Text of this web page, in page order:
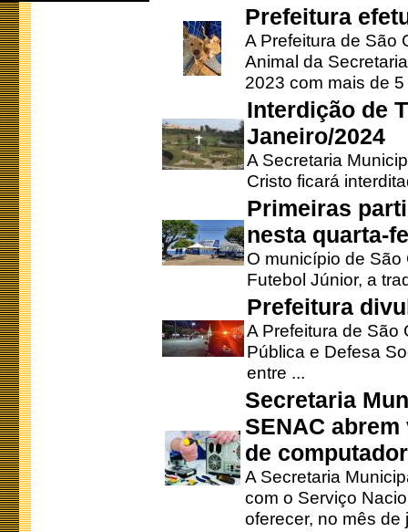
Prefeitura
A Prefeitura de São
Animal da
2023 com mais de 5
Interdição de
Janeiro/2024
A Secretaria
Cristo ficará
Primeiras
nesta quarta-
O município de
Futebol Júnior, a
Prefeitura
A Prefeitura de São
Pública e Defesa
entre ...
Secretaria
SENAC
de
A Secretaria
com o Serviço
oferecer, no mês de